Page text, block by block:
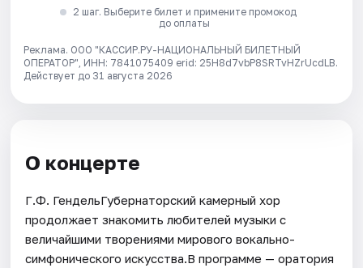
2 шаг. Выберите билет и примените промокод
до оплаты
Реклама. ООО "КАССИР.РУ-НАЦИОНАЛЬНЫЙ БИЛЕТНЫЙ
ОПЕРАТОР", ИНН: 7841075409 erid: 25H8d7vbP8SRTvHZrUcdLB.
Действует до 31 августа 2026
О концерте
Г.Ф. ГендельГубернаторский камерный хор
продолжает знакомить любителей музыки с
величайшими творениями мирового вокально-
симфонического искусства.В программе — оратория